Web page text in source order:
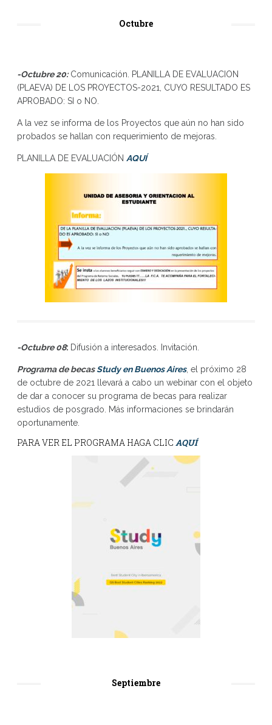
Octubre
-Octubre 20:Comunicación. PLANILLA DE EVALUACION
(PLAEVA) DE LOS PROYECTOS-2021, CUYO RESULTADO ES
APROBADO: SI o NO.
A la vez se informa de los Proyectos que aún no han sido
probados se hallan con requerimiento de mejoras.
PLANILLA DE EVALUACIÓN AQUÍ
-Octubre 08: Difusión a interesados. Invitación.
Programa de becasStudy en Buenos Aires, el próximo 28
de octubre de 2021 llevará a cabo un webinar con el objeto
de dar a conocer su programa de becas para realizar
estudios de posgrado. Más informaciones se brindarán
oportunamente.
PARA VER EL PROGRAMA HAGA CLIC AQUÍ
Septiembre